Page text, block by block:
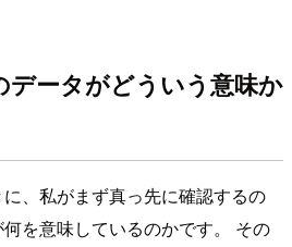
データがどういう意味か
、私がまず真っ先に確認するの
を意味しているのかです。 その